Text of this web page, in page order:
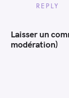
REPLY
Laisser un
modération)